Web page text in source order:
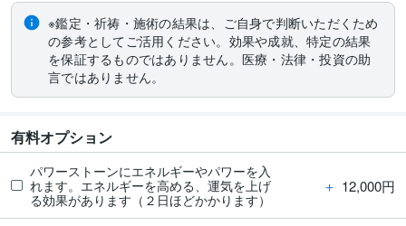
※鑑定・祈祷・施術の結果は、ご自身で判断いただくため
の参考としてご活用ください。効果や成就、特定の結果
を保証するものではありません。医療・法律・投資の助
言ではありません。
有料オプション
パワーストーンにエネルギーやパワーを入
れます。エネルギーを高める、運気を上げ
る効果があります（２日ほどかかります）
＋ 12,000円